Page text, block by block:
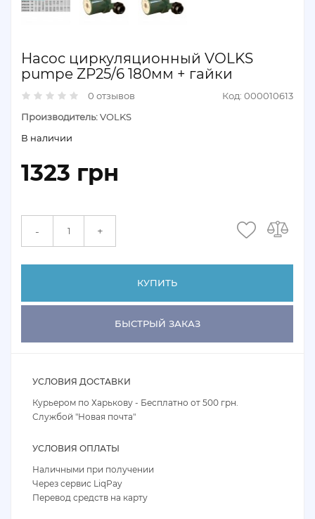
Насос циркуляционный VOLKS
pumpe ZP25/6 180мм + гайки
0 отзывов
Код: 000010613
Производитель:VOLKS
В наличии
1323 грн
- +
КУПИТЬ
БЫСТРЫЙ ЗАКАЗ
УСЛОВИЯ ДОСТАВКИ
Курьером по Харькову - Бесплатно от 500 грн.
Службой "Новая почта"
УСЛОВИЯ ОПЛАТЫ
Наличными при получении
Через сервис LiqPay
Перевод средств на карту